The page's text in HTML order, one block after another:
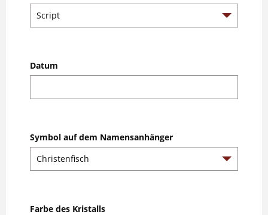
Datum
Symbol auf dem Namensanhänger
Farbe des Kristalls